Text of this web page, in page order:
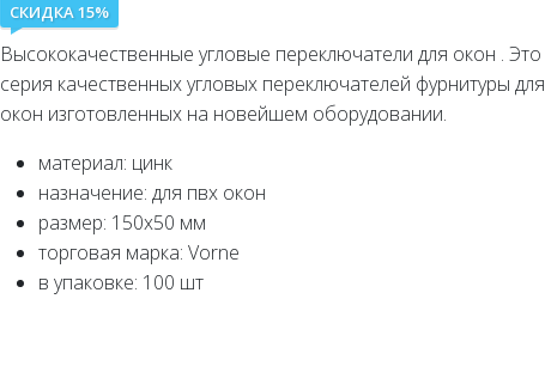
СКИДКА 15%
Высококачественные угловые переключатели для окон . Это
серия качественных угловых переключателей фурнитуры для
окон изготовленных на новейшем оборудовании.
материал: цинк
назначение: для пвх окон
размер: 150x50 мм
торговая марка: Vorne
в упаковке: 100 шт